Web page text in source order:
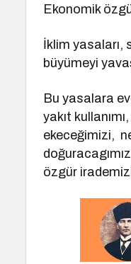
Ekonomik
İklim yasaları,
büyümeyi
Bu yasalara
yakıt
ekeceğimizi,
özgür